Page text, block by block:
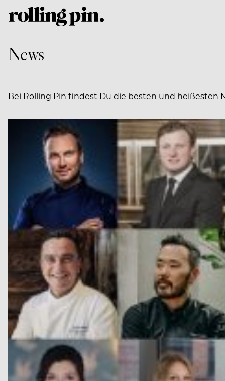
News
Bei Rolling Pin findest Du die besten und heißesten